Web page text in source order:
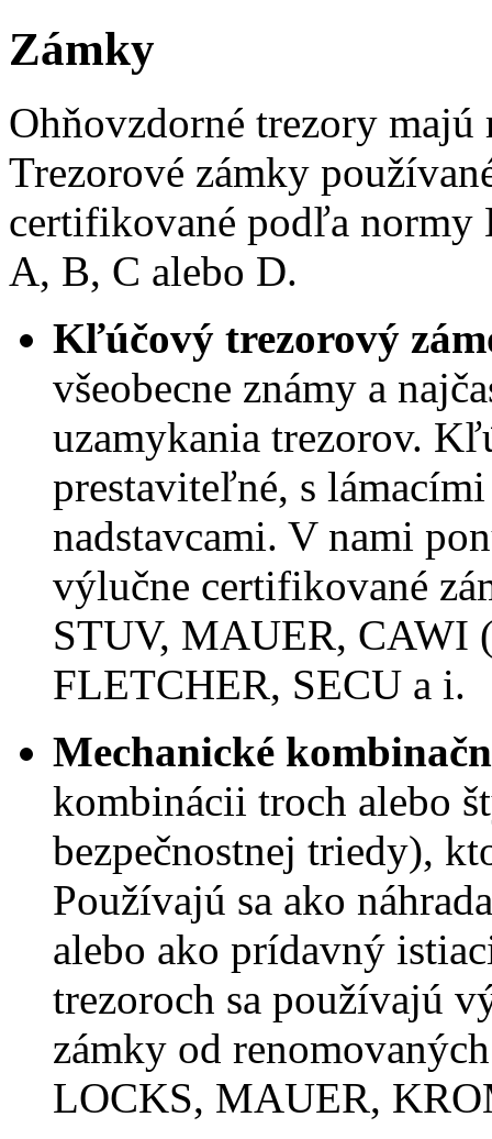
Zámky
Ohňovzdorné trezory majú
Trezorové zámky
certifikované podľa normy
A, B, C alebo D.
Kľúčový trezorový
všeobecne známy a
uzamykania trezorov.
prestaviteľné, s
nadstavcami. V nami
výlučne certifikované
STUV, MAUER, CAWI
FLETCHER, SECU a i.
Mechanické
kombinácii troch alebo
bezpečnostnej triedy),
Používajú sa ako
alebo ako prídavný
trezoroch sa používajú
zámky od
LOCKS, MAUER,